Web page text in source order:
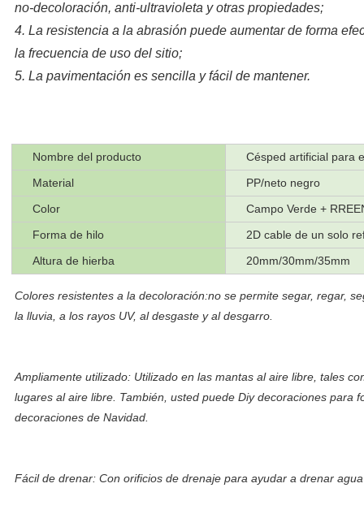
no-decoloración, anti-ultravioleta y otras propiedades;
4. La resistencia a la abrasión puede aumentar de forma
la frecuencia de uso del sitio;
5. La pavimentación es sencilla y fácil de mantener.
Nombre del producto
Césped artificial para
Material
PP/neto negro
Color
Campo Verde +
Forma de hilo
2D cable de un solo
Altura de hierba
20mm/30mm/35mm
Colores resistentes a la decoloración:no se permite segar, regar,
la lluvia, a los rayos UV, al desgaste y al desgarro.
Ampliamente utilizado: Utilizado en las mantas al aire libre, tales
lugares al aire libre. También, usted puede Diy decoraciones para
decoraciones de Navidad.
Fácil de drenar: Con orificios de drenaje para ayudar a drenar